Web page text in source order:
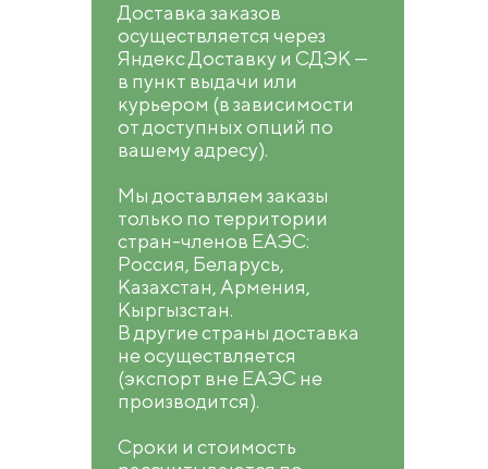
Доставка заказов
осуществляется через
Яндекс Доставку и СДЭК —
в пункт выдачи или
курьером (в зависимости
от доступных опций по
вашему адресу).
Мы доставляем заказы
только по территории
стран-членов ЕАЭС:
Россия, Беларусь,
Казахстан, Армения,
Кыргызстан.
В другие страны доставка
не осуществляется
(экспорт вне ЕАЭС не
производится).
Сроки и стоимость